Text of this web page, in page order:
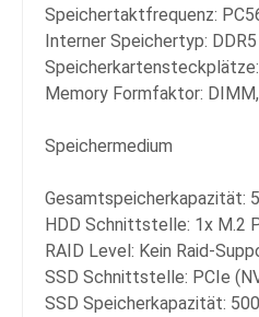
Speichertaktfrequenz:
Interner Speichertyp: DDR5
Memory Formfaktor:
Speichermedium
Gesamtspeicherkapazität:
HDD Schnittstelle: 1x M.2
RAID Level: Kein Raid-
SSD Schnittstelle: PCIe
SSD Speicherkapazität: